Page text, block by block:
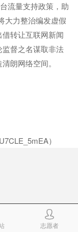
志愿者
流量支持政策，助
大力整治编发虚假
转让互联网新闻
督之名谋取非法
朗网络空间。
）